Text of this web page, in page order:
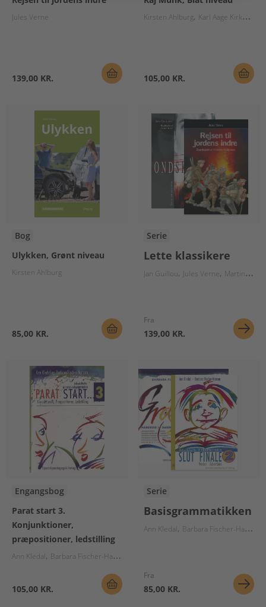
Jules Verne
139,00 KR.
Kirsten Ahlburg Karl Aage Kirkegaard
105,00 KR.
Bog
Ulykken, Grønt niveau
Kirsten Ahlburg
85,00 KR.
Serie
Lette klassikere
Jan Guillou Jules Verne Martin Andersen Nexø
Fra
139,00 KR.
Engangsbog
Parat start 3.
Konjunktioner,
præpositioner, ledstilling
Ann Kledal Barbara Fischer-Hansen
105,00 KR.
Serie
Basisgrammatikken
Ann Kledal Barbara Fischer-Hansen
Fra
85,00 KR.